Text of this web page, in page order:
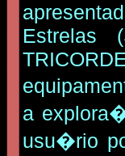
Estrelas
a
usu�rio